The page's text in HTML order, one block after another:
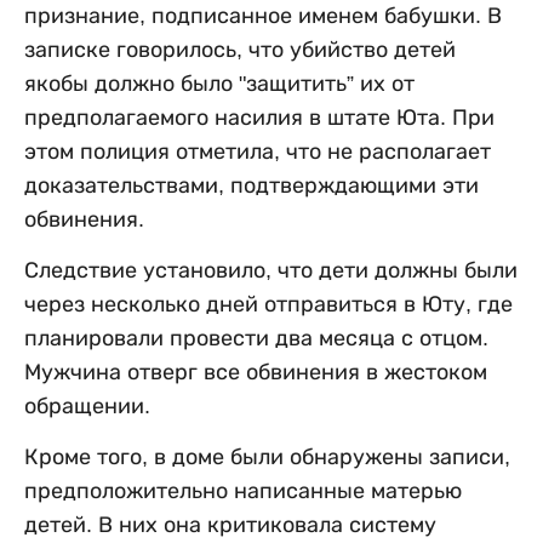
признание, подписанное именем бабушки. В
записке говорилось, что убийство детей
якобы должно было "защитить” их от
предполагаемого насилия в штате Юта. При
этом полиция отметила, что не располагает
доказательствами, подтверждающими эти
обвинения.
Следствие установило, что дети должны были
через несколько дней отправиться в Юту, где
планировали провести два месяца с отцом.
Мужчина отверг все обвинения в жестоком
обращении.
Кроме того, в доме были обнаружены записи,
предположительно написанные матерью
детей. В них она критиковала систему